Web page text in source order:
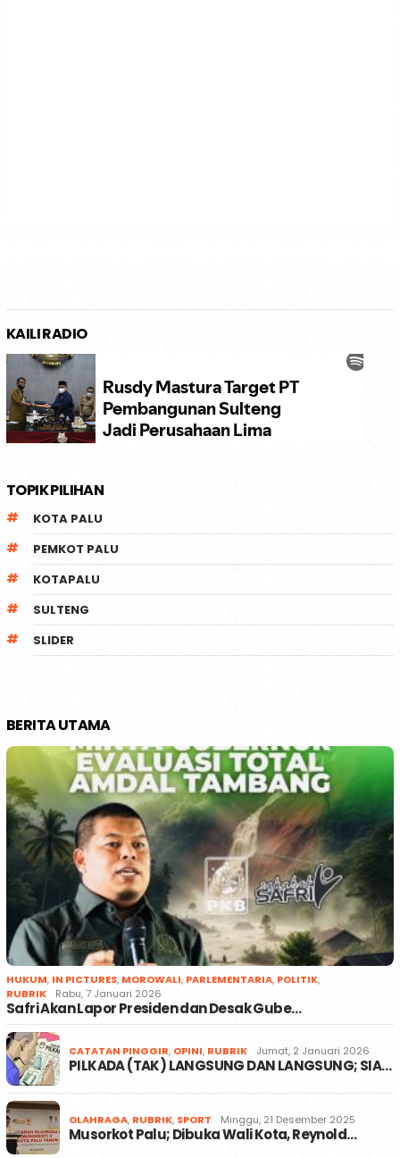
KAILI RADIO
TOPIK PILIHAN
KOTA PALU
PEMKOT PALU
KOTAPALU
SULTENG
SLIDER
BERITA UTAMA
HUKUM, IN PICTURES, MOROWALI, PARLEMENTARIA, POLITIK,
RUBRIK
Rabu, 7 Januari 2026
Safri Akan Lapor Presiden dan Desak Gube…
CATATAN PINGGIR, OPINI, RUBRIK Jumat, 2 Januari 2026
PILKADA (TAK) LANGSUNG DAN LANGSUNG; SIA…
OLAHRAGA, RUBRIK, SPORT Minggu, 21 Desember 2025
Musorkot Palu; Dibuka Wali Kota, Reynold…